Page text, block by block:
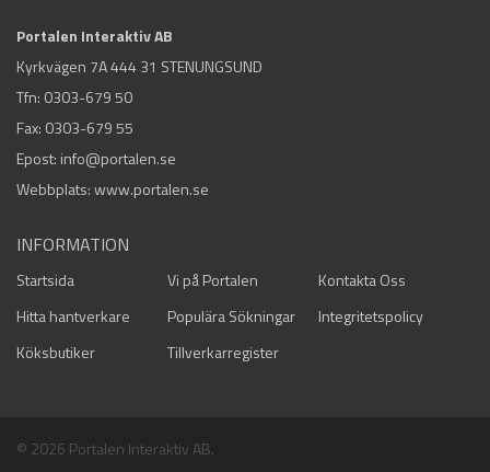
Portalen Interaktiv AB
Kyrkvägen 7A 444 31 STENUNGSUND
Tfn: 0303-679 50
Fax: 0303-679 55
Epost: info@portalen.se
Webbplats: www.portalen.se
INFORMATION
Startsida Vi på Portalen
Kontakta Oss
Hitta hantverkare
Populära Sökningar
Integritetspolicy
Köksbutiker
Tillverkarregister
© 2026 Portalen Interaktiv AB.